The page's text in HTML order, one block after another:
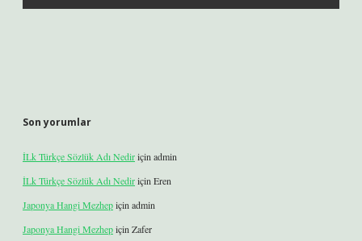
Son yorumlar
İLk Türkçe Sözlük Adı Nediriçin admin
İLk Türkçe Sözlük Adı Nediriçin Eren
Japonya Hangi Mezhepiçin admin
Japonya Hangi Mezhepiçin Zafer